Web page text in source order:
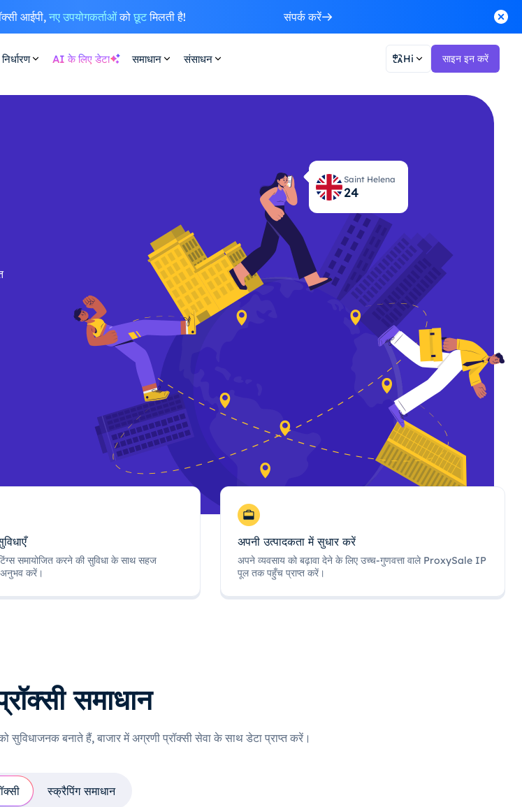
आईपी,नए उपयोगकर्ताओंको छूटमिलती है! संपर्क करें
AI के लिए डेटा समाधान संसाधन Hi साइन इन करें
Saint Helena
24
समायोजित करने की सुविधा के साथ सहज
अनुभव करें।
अपनी उत्पादकता में सुधार करें
अपने व्यवसाय को बढ़ावा देने के लिए उच्च-गुणवत्ता वाले ProxySale IP
पूल तक पहुँच प्राप्त करें।
समाधान
सुविधाजनक बनाते हैं, बाजार में अग्रणी प्रॉक्सी सेवा के साथ डेटा प्राप्त करें।
स्क्रैपिंग समाधान